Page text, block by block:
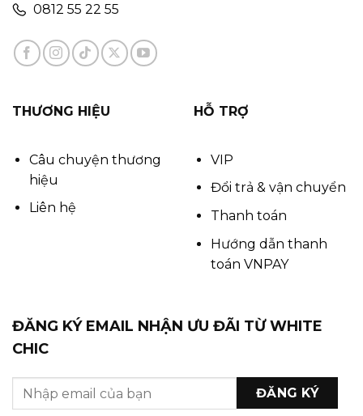
0812 55 22 55
THƯƠNG HIỆU
Câu chuyện thương
hiệu
Liên hệ
HỖ TRỢ
VIP
Đổi trả & vận chuyển
Thanh toán
Hướng dẫn thanh
toán VNPAY
ĐĂNG KÝ EMAIL NHẬN ƯU ĐÃI TỪ WHITE
CHIC